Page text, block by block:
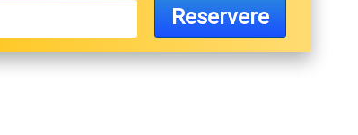
Reservere